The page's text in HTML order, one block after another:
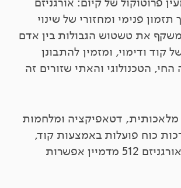
פנימי ומחזורי של שינוי
את טשטוש הגבולות בין אדם
קוד ודימוי, ומזמין להתבונן
הטכנולוגי והאתי שזורים זה
מלאכותית, דטאפיקציה ומלחמות
כוח פועלות באמצעות קוד,
אורגניזם 512
מדמיין אפשרות